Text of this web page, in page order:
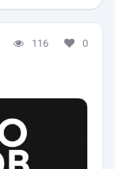
116 0